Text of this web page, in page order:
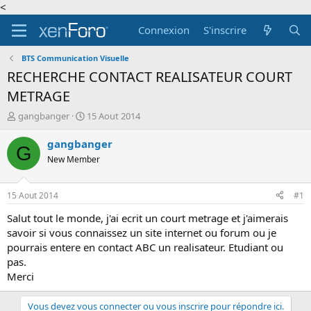
<
Connexion
S'inscrire
BTS Communication Visuelle
RECHERCHE CONTACT REALISATEUR COURT
METRAGE
A
t
e
r
d
e
l
d
i
s
c
u
gangbanger
D
t
e
d
é
b
t
15 Aout 2014
G gangbanger
New Member
15 Aout 2014 #1
Salut tout le monde, j'ai ecrit un court metrage et j'aimerais
savoir si vous connaissez un site internet ou forum ou je
pourrais entere en contact ABC un realisateur. Etudiant ou
pas.
Merci
Vous devez vous connecter ou vous inscrire pour répondre ici.